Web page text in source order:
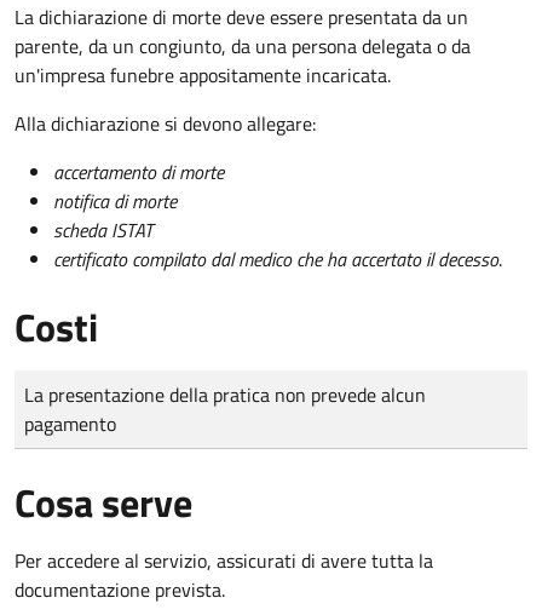
La dichiarazione di morte deve essere presentata da un
parente, da un congiunto, da una persona delegata o da
un'impresa funebre appositamente incaricata.
Alla dichiarazione si devono allegare:
accertamento di morte
notifica di morte
scheda ISTAT
certificato compilato dal medico che ha accertato il decesso.
Costi
Tipo di pagamento
Importo
La presentazione della pratica non prevede alcun
pagamento
Cosa serve
Per accedere al servizio, assicurati di avere tutta la
documentazione prevista.